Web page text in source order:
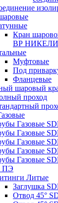
Кран
ВР
Муфтовые
Под
Фланцевые
шаровый
проход
Газовые
Газовые
Газовые
Газовые
Газовые
ПЭ
Литые
Заглушка
Отвод 45°